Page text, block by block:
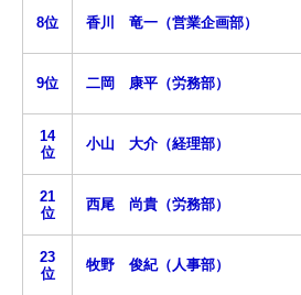
8位 香川 竜一（営業企画部）
9位 二岡 康平（労務部）
14
位
小山 大介（経理部）
21
位
西尾 尚貴（労務部）
23
位
牧野 俊紀（人事部）